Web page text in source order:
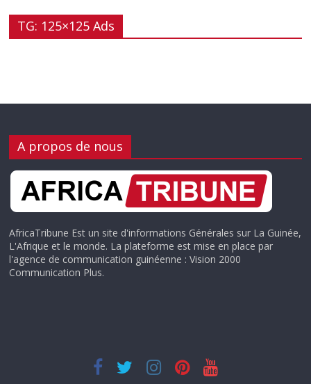
TG: 125×125 Ads
A propos de nous
AfricaTribune Est un site d'informations Générales sur La Guinée,
L'Afrique et le monde. La plateforme est mise en place par
l'agence de communication guinéenne : Vision 2000
Communication Plus.